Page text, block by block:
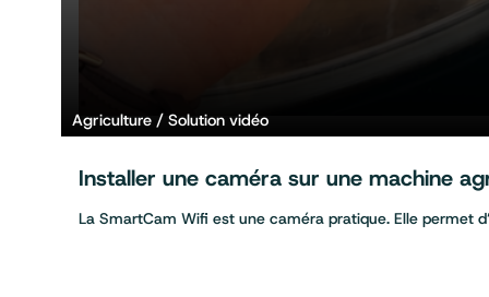
Agriculture Solution vidéo
Installer une caméra sur une machine
La SmartCam Wifi est une caméra pratique. Elle permet